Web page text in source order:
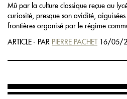
Mû par la culture classique reçue au
curiosité, presque son avidité,
frontières organisé par le régime
ARTICLE - PAR PIERRE PACHET16/05/